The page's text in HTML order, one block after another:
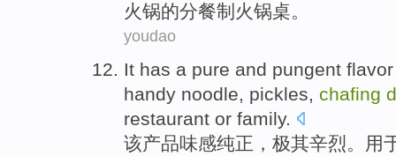
火锅的分餐制火锅桌。
youdao
It has a pure and pungent flavor
handy noodle, pickles, chafing
restaurant or family.
该产品味感纯正 ，极其辛烈。 用